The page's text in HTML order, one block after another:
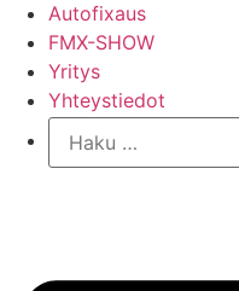
Autofixaus
FMX-SHOW
Yritys
Yhteystiedot